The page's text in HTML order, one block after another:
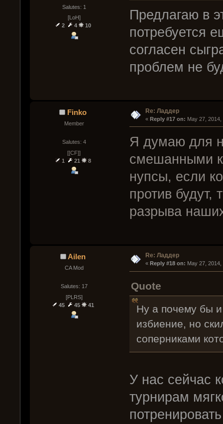
Salutes: 1
[LoH]
2
4 10
Предлагаю в
потребуется
согласен
проблем не
Finko
Member
Salutes: 4
[[CF]]
1
21 8
Re: Ладдер
« Reply #17 on: May 27,
Я думаю для
смешанными
нупсы, если
против будут,
разрыва
Ailen
CA Mod
Salutes: 17
[PLRS]
45
45 41
Re: Ладдер
« Reply #18 on: May 27,
Quote
Ну а почему бы и
избиение, но
соперниками
У нас сейчас
турнирам